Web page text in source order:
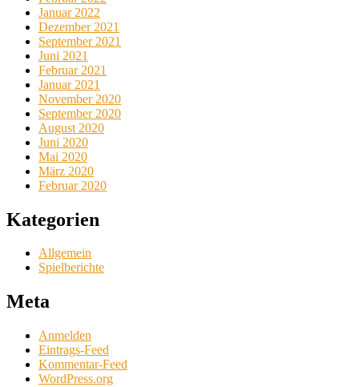
Januar 2022
Dezember 2021
September 2021
Juni 2021
Februar 2021
Januar 2021
November 2020
September 2020
August 2020
Juni 2020
Mai 2020
März 2020
Februar 2020
Kategorien
Allgemein
Spielberichte
Meta
Anmelden
Eintrags-Feed
Kommentar-Feed
WordPress.org